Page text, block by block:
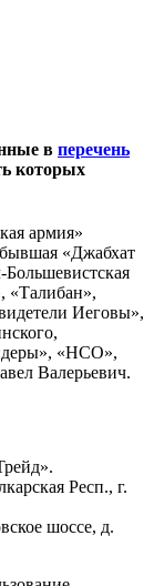
в перечень
которых
армия»
«Джабхат
Иеговы»,
«НСО»,
Валерьевич.
Респ., г.
шоссе, д.